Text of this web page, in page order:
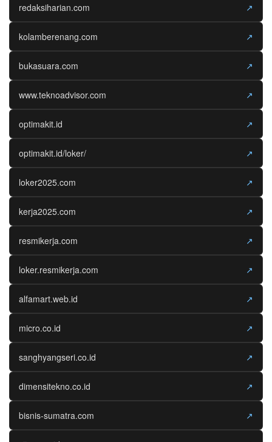
redaksiharian.com ↗
kolamberenang.com ↗
bukasuara.com ↗
www.teknoadvisor.com ↗
optimakit.id ↗
optimakit.id/loker/ ↗
loker2025.com ↗
kerja2025.com ↗
resmikerja.com ↗
loker.resmikerja.com ↗
alfamart.web.id ↗
micro.co.id ↗
sanghyangseri.co.id ↗
dimensitekno.co.id ↗
bisnis-sumatra.com ↗